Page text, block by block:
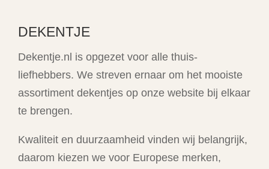
DEKENTJE
Dekentje.nl is opgezet voor alle thuis-
liefhebbers. We streven ernaar om het mooiste
assortiment dekentjes op onze website bij elkaar
te brengen.
Kwaliteit en duurzaamheid vinden wij belangrijk,
daarom kiezen we voor Europese merken,